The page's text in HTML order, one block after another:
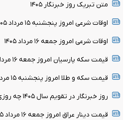
متن تبریک روز خبرنگار ۱۴۰۵
اوقات شرعی امروز پنجشنبه ۱۵ مرداد ۱۴۰۵
اوقات شرعی امروز جمعه ۱۶ مرداد ۱۴۰۵
قیمت سکه پارسیان امروز جمعه ۱۶ مرداد ۱۴۰۵ + جدول
قیمت سکه و طلا امروز پنجشنبه ۱۵ مرداد ۱۴۰۵ + جدول
روز خبرنگار در تقویم سال ۱۴۰۵ چه روزی است؟
قیمت دینار عراق امروز جمعه ۱۶ مرداد ۱۴۰۵ + جدول